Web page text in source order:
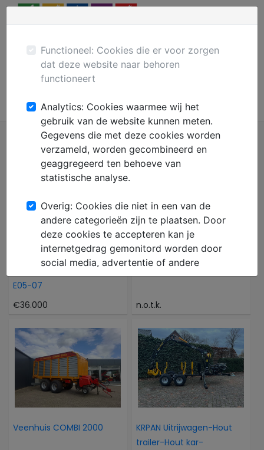
Plaats gratis advertentie
Mechanisatie
WACKER NEUSON 6503-2
E05-07
€36.000
n.o.t.k.
Veenhuis COMBI 2000
KRPAN Uitrijwagen-Hout
trailer-Hout kar-